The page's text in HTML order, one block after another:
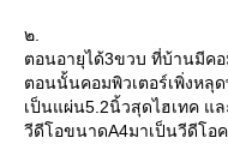
๒.
ตอนอายุได้3ขวบ ที่บ้านมีค
ตอนนั้นคอมพิวเตอร์เพิ่งห
เป็นแผ่น5.2นิ้วสุดไฮเทค แ
วีดีโอขนาดA4มาเป็นวีดีโอ